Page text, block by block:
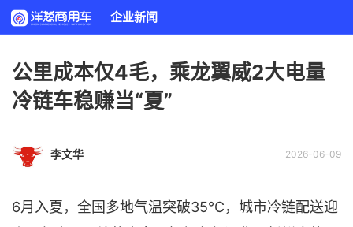
企业新闻
公里成本仅4毛，乘龙翼威2大电量
冷链车稳赚当“夏”
2026-06-09
李文华
6月入夏，全国多地气温突破35℃，城市冷链配送迎